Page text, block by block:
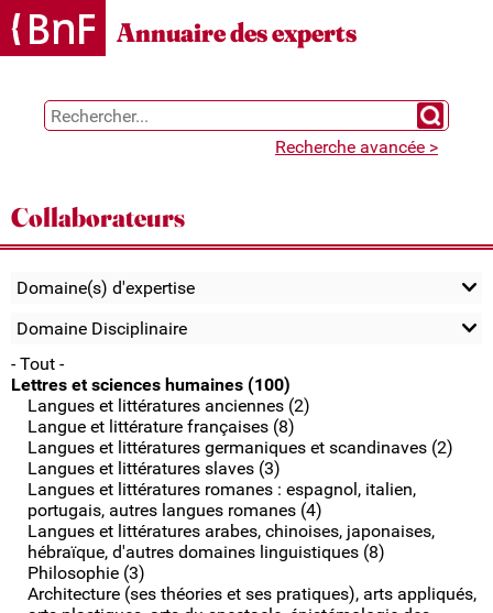
Gestion des cookies
Annuaire des experts
Chercher
Recherche avancée >
Collaborateurs
Domaine(s) d'expertise
Domaine Disciplinaire
- Tout -
Lettres et sciences humaines (100)
Langues et littératures anciennes (2)
Langue et littérature françaises (8)
Langues et littératures germaniques et scandinaves (2)
Langues et littératures slaves (3)
Langues et littératures romanes : espagnol, italien,
portugais, autres langues romanes (4)
Langues et littératures arabes, chinoises, japonaises,
hébraïque, d'autres domaines linguistiques (8)
Philosophie (3)
Architecture (ses théories et ses pratiques), arts appliqués,